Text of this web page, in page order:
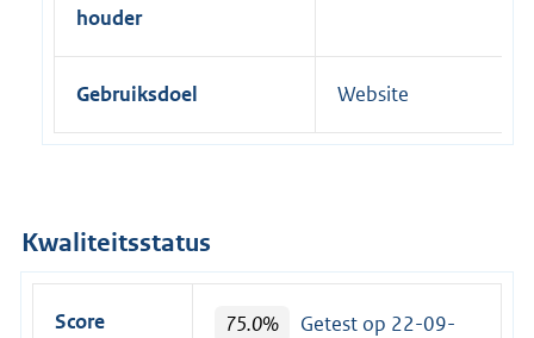
houder
Gebruiksdoel Website
Kwaliteitsstatus
Score
75.0%
Getest op 22-09-